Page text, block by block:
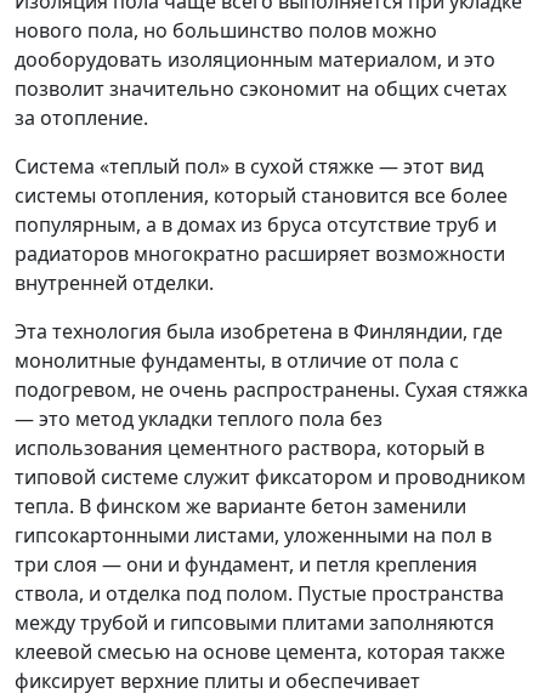
нового пола, но большинство полов можно
дооборудовать изоляционным материалом, и это
позволит значительно сэкономит на общих счетах
за отопление.
Система «теплый пол» в сухой стяжке — этот вид
системы отопления, который становится все более
популярным, а в домах из бруса отсутствие труб и
радиаторов многократно расширяет возможности
внутренней отделки.
Эта технология была изобретена в Финляндии, где
монолитные фундаменты, в отличие от пола с
подогревом, не очень распространены. Сухая стяжка
— это метод укладки теплого пола без
использования цементного раствора, который в
типовой системе служит фиксатором и проводником
тепла. В финском же варианте бетон заменили
гипсокартонными листами, уложенными на пол в
три слоя — они и фундамент, и петля крепления
ствола, и отделка под полом. Пустые пространства
между трубой и гипсовыми плитами заполняются
клеевой смесью на основе цемента, которая также
фиксирует верхние плиты и обеспечивает